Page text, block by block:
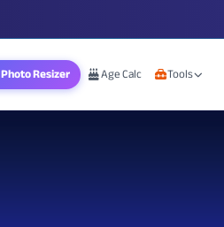
Photo Resizer Age Calc Tools